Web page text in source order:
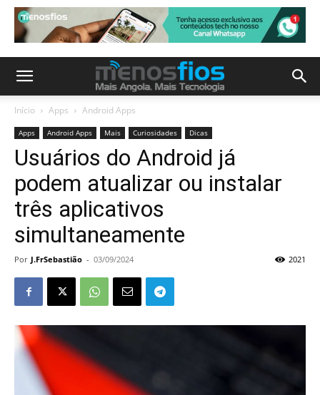
Início Apps Android Apps
Apps Android Apps Mais Curiosidades Dicas
Usuários do Android já
podem atualizar ou instalar
três aplicativos
simultaneamente
Por J.FrSebastião - 03/09/2024 2021